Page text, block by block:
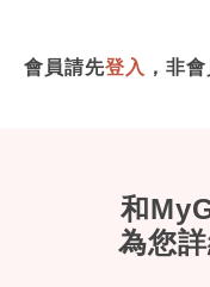
會員請先登入 ，非
和
為您